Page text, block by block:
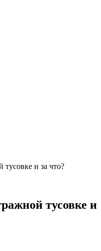
и за что?
тусовке и